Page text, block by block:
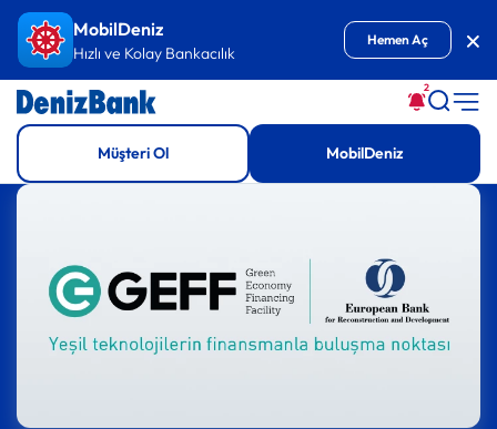
İçeriğe GitMobilDeniz
Hızlı ve Kolay Bankacılık
Hemen Aç
2
Müşteri Ol MobilDeniz